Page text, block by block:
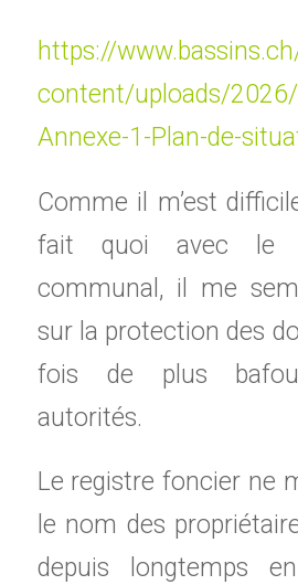
https://
content/uploads/
Annexe-1-Plan-de-
Comme il m’est
fait quoi avec le
communal, il me
sur la protection des
fois de plus
autorités.
Le registre foncier ne
le nom des
depuis longtemps